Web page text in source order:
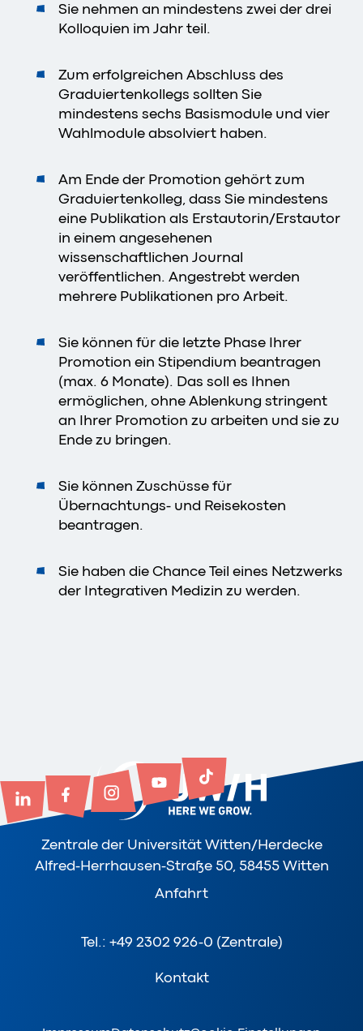
Sie nehmen an mindestens zwei der drei
Kolloquien im Jahr teil.
Zum erfolgreichen Abschluss des
Graduiertenkollegs sollten Sie
mindestens sechs Basismodule und vier
Wahlmodule absolviert haben.
Am Ende der Promotion gehört zum
Graduiertenkolleg, dass Sie mindestens
eine Publikation als Erstautorin/Erstautor
in einem angesehenen
wissenschaftlichen Journal
veröffentlichen. Angestrebt werden
mehrere Publikationen pro Arbeit.
Sie können für die letzte Phase Ihrer
Promotion ein Stipendium beantragen
(max. 6 Monate). Das soll es Ihnen
ermöglichen, ohne Ablenkung stringent
an Ihrer Promotion zu arbeiten und sie zu
Ende zu bringen.
Sie können Zuschüsse für
Übernachtungs- und Reisekosten
beantragen.
Sie haben die Chance Teil eines Netzwerks
der Integrativen Medizin zu werden.
Zentrale der Universität Witten/Herdecke
Alfred-Herrhausen-Straße 50, 58455 Witten
Anfahrt
Tel.: +49 2302 926-0 (Zentrale)
Kontakt